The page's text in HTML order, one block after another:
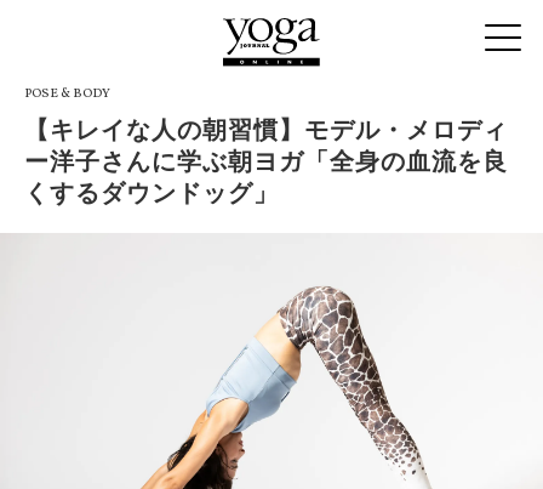
POSE & BODY
【キレイな人の朝習慣】モデル・メロディ
ー洋子さんに学ぶ朝ヨガ「全身の血流を良
くするダウンドッグ」